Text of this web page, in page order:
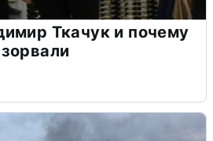
Ткачук и почему